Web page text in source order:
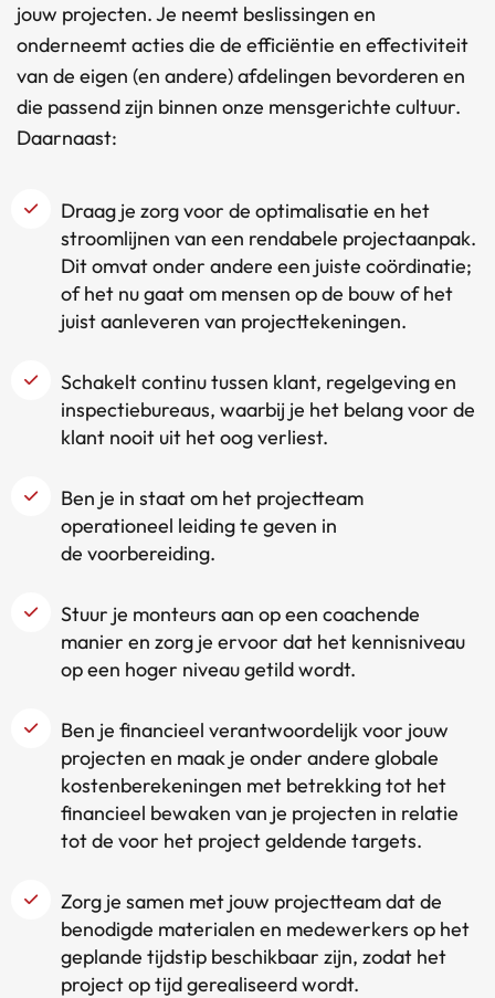
jouw projecten. Je neemt beslissingen en
onderneemt acties die de efficiëntie en effectiviteit
van de eigen (en andere) afdelingen bevorderen en
die passend zijn binnen onze mensgerichte cultuur.
Daarnaast:
Draag je zorg voor de optimalisatie en het
stroomlijnen van een rendabele projectaanpak.
Dit omvat onder andere een juiste coördinatie;
of het nu gaat om mensen op de bouw of het
juist aanleveren van projecttekeningen.
Schakelt continu tussen klant, regelgeving en
inspectiebureaus, waarbij je het belang voor de
klant nooit uit het oog verliest.
Ben je in staat om het projectteam
operationeel leiding te geven in
de voorbereiding.
Stuur je monteurs aan op een coachende
manier en zorg je ervoor dat het kennisniveau
op een hoger niveau getild wordt.
Ben je financieel verantwoordelijk voor jouw
projecten en maak je onder andere globale
kostenberekeningen met betrekking tot het
financieel bewaken van je projecten in relatie
tot de voor het project geldende targets.
Zorg je samen met jouw projectteam dat de
benodigde materialen en medewerkers op het
geplande tijdstip beschikbaar zijn, zodat het
project op tijd gerealiseerd wordt.